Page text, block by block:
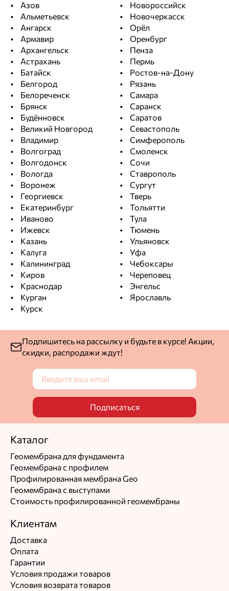
Азов
Альметьевск
Ангарск
Армавир
Архангельск
Астрахань
Батайск
Белгород
Белореченск
Брянск
Будённовск
Великий Новгород
Владимир
Волгоград
Волгодонск
Вологда
Воронеж
Георгиевск
Екатеринбург
Иваново
Ижевск
Казань
Калуга
Калининград
Киров
Краснодар
Курган
Курск
Новороссийск
Новочеркасск
Орёл
Оренбург
Пенза
Пермь
Ростов-на-Дону
Рязань
Самара
Саранск
Саратов
Севастополь
Симферополь
Смоленск
Сочи
Ставрополь
Сургут
Тверь
Тольятти
Тула
Тюмень
Ульяновск
Уфа
Чебоксары
Череповец
Энгельс
Ярославль
Подпишитесь на рассылку и будьте в курсе! Акции,
скидки, распродажи ждут!
Подписаться
Каталог
Геомембрана для фундамента
Геомембрана с профилем
Профилированная мембрана Geo
Геомембрана с выступами
Стоимость профилированной геомембраны
Клиентам
Доставка
Оплата
Гарантии
Условия продажи товаров
Условия возврата товаров